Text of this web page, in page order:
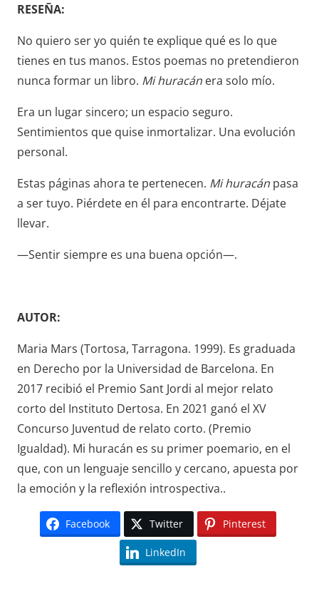
RESEÑA:
No quiero ser yo quién te explique qué es lo que
tienes en tus manos. Estos poemas no pretendieron
nunca formar un libro. Mi huracán era solo mío.
Era un lugar sincero; un espacio seguro.
Sentimientos que quise inmortalizar. Una evolución
personal.
Estas páginas ahora te pertenecen. Mi huracán pasa
a ser tuyo. Piérdete en él para encontrarte. Déjate
llevar.
—Sentir siempre es una buena opción—.
AUTOR:
Maria Mars (Tortosa, Tarragona. 1999). Es graduada
en Derecho por la Universidad de Barcelona. En
2017 recibió el Premio Sant Jordi al mejor relato
corto del Instituto Dertosa. En 2021 ganó el XV
Concurso Juventud de relato corto. (Premio
Igualdad). Mi huracán es su primer poemario, en el
que, con un lenguaje sencillo y cercano, apuesta por
la emoción y la reflexión introspectiva..
Facebook Twitter Pinterest
LinkedIn